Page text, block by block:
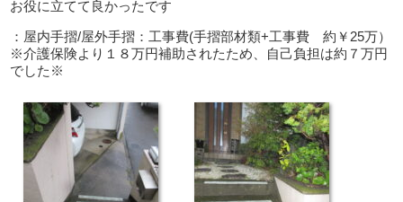
お役に立てて良かったです
：屋内手摺/屋外手摺：工事費(手摺部材類+工事費 約￥25万）
※介護保険より１８万円補助されたため、自己負担は約７万円
でした※